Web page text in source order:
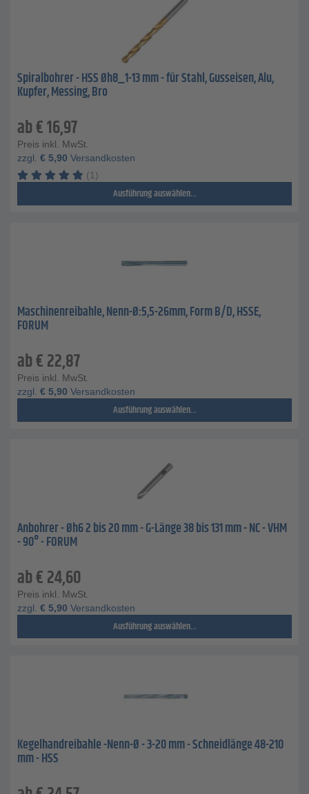
Spiralbohrer - HSS Øh8_1-13 mm - für Stahl, Gusseisen, Alu,
Kupfer, Messing, Bro
ab€16,97
Preis inkl. MwSt.
zzgl. € 5,90 Versandkosten
(1)
Ausführung auswählen...
Maschinenreibahle, Nenn-Ø:5,5-26mm, Form B/D, HSSE,
FORUM
ab€22,87
Preis inkl. MwSt.
zzgl. € 5,90 Versandkosten
Ausführung auswählen...
Anbohrer - Øh6 2 bis 20 mm - G-Länge 38 bis 131 mm - NC - VHM
- 90° - FORUM
ab€24,60
Preis inkl. MwSt.
zzgl. € 5,90 Versandkosten
Ausführung auswählen...
Kegelhandreibahle -Nenn-Ø - 3-20 mm - Schneidlänge 48-210
mm - HSS